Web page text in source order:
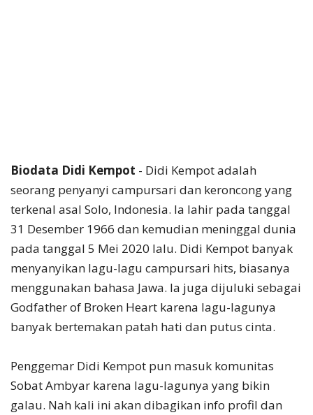
Biodata Didi Kempot - Didi Kempot adalah
seorang penyanyi campursari dan keroncong yang
terkenal asal Solo, Indonesia. Ia lahir pada tanggal
31 Desember 1966 dan kemudian meninggal dunia
pada tanggal 5 Mei 2020 lalu. Didi Kempot banyak
menyanyikan lagu-lagu campursari hits, biasanya
menggunakan bahasa Jawa. Ia juga dijuluki sebagai
Godfather of Broken Heart karena lagu-lagunya
banyak bertemakan patah hati dan putus cinta.
Penggemar Didi Kempot pun masuk komunitas
Sobat Ambyar karena lagu-lagunya yang bikin
galau. Nah kali ini akan dibagikan info profil dan